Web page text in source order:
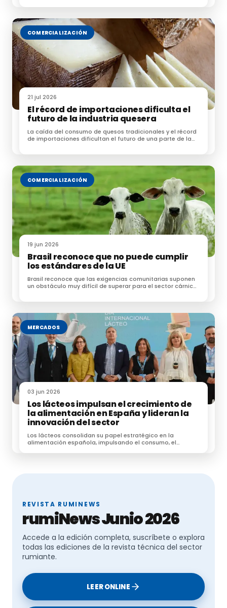
COMERCIALIZACIÓN
21 jul 2026
El récord de importaciones dificulta el
futuro de la industria quesera
La caída del consumo de quesos tradicionales y el récord
de importaciones dificultan el futuro de una parte de la
COMERCIALIZACIÓN
19 jun 2026
Brasil reconoce que no puede cumplir
los estándares de la UE
Brasil reconoce que las exigencias comunitarias suponen
un obstáculo muy difícil de superar para el sector cárnico
MERCADOS
03 jun 2026
Los lácteos impulsan el crecimiento de
la alimentación en España y lideran la
innovación del sector
Los lácteos consolidan su papel estratégico en la
alimentación española, impulsando el consumo, el
REVISTA RUMINEWS
rumiNews Junio 2026
Accede a la edición completa, suscríbete o explora
todas las ediciones de la revista técnica del sector
rumiante.
LEER ONLINE